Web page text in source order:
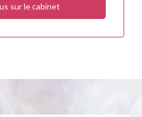
sur le cabinet